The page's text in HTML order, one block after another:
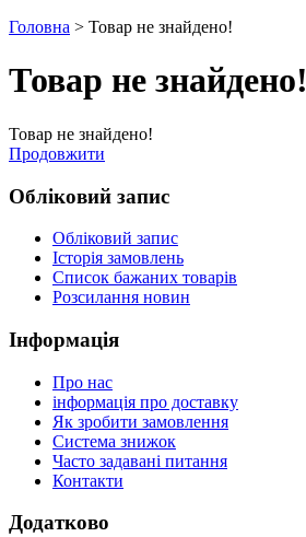
Головна > Товар не знайдено!
Товар не знайдено!
Товар не знайдено!
Продовжити
Обліковий запис
Обліковий запис
Історія замовлень
Список бажаних товарів
Розсилання новин
Інформація
Про нас
інформація про доставку
Як зробити замовлення
Система знижок
Часто задавані питання
Контакти
Додатково